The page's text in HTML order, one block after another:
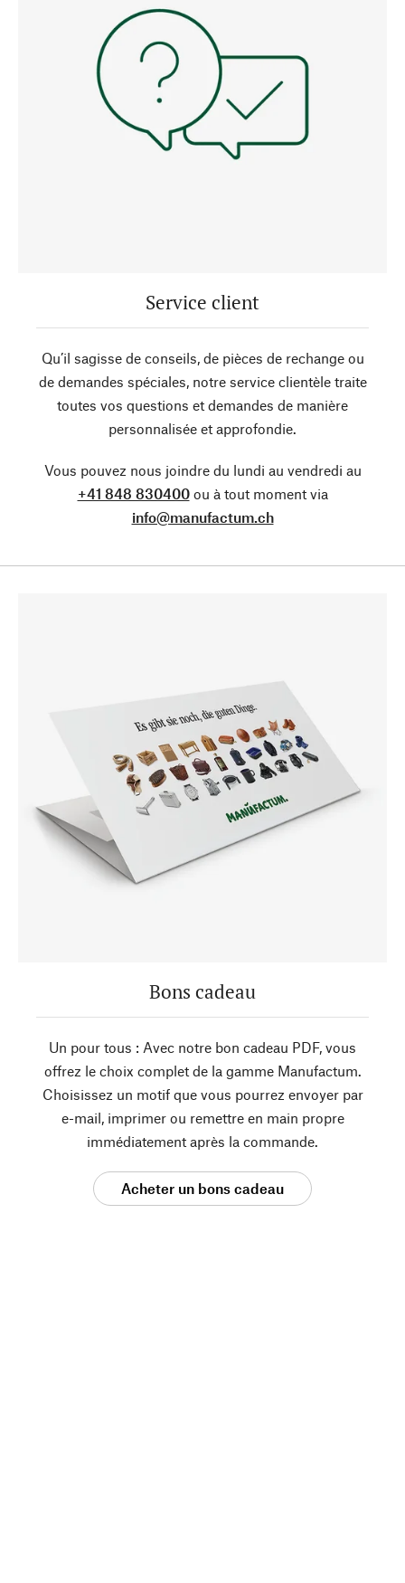
Service client
Qu’il sagisse de conseils, de pièces de rechange ou
de demandes spéciales, notre service clientèle traite
toutes vos questions et demandes de manière
personnalisée et approfondie.
Vous pouvez nous joindre du lundi au vendredi au
+41 848 830400ou à tout moment via
info@manufactum.ch
Bons cadeau
Un pour tous : Avec notre bon cadeau PDF, vous
offrez le choix complet de la gamme Manufactum.
Choisissez un motif que vous pourrez envoyer par
e-mail, imprimer ou remettre en main propre
immédiatement après la commande.
Acheter un bons cadeau